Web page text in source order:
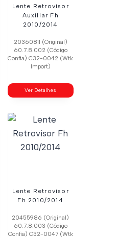
Lente Retrovisor
Auxiliar Fh
2010/2014
20360811 (Original)
60.7.8.002 (Código
Confia) C32-0042 (Wtk
Import)
Ver Detalhes
Lente Retrovisor
Fh 2010/2014
20455986 (Original)
60.7.8.003 (Código
Confia) C32-0047 (Wtk